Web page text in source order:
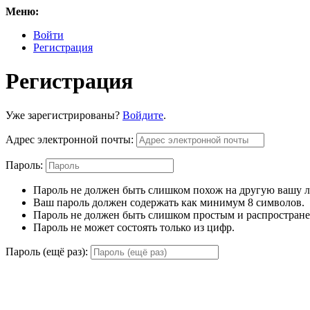
Меню:
Войти
Регистрация
Регистрация
Уже зарегистрированы? Войдите.
Адрес электронной почты:
Пароль:
Пароль не должен быть слишком похож на другую
Ваш пароль должен содержать как минимум 8 символов.
Пароль не должен быть слишком простым и
Пароль не может состоять только из цифр.
Пароль (ещё раз):